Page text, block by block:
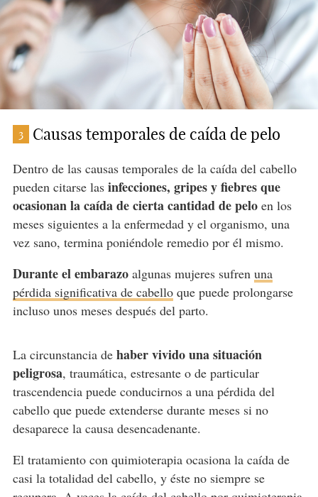
3 Causas temporales de caída de pelo
Dentro de las causas temporales de la caída del cabello
pueden citarse lasinfecciones, gripes y fiebres que
ocasionan la caída de cierta cantidad de peloen los
meses siguientes a la enfermedad y el organismo, una
vez sano, termina poniéndole remedio por él mismo.
Durante el embarazoalgunas mujeres sufren una
pérdida significativa de cabelloque puede prolongarse
incluso unos meses después del parto.
La circunstancia dehaber vivido una situación
peligrosa, traumática, estresante o de particular
trascendencia puede conducirnos a una pérdida del
cabello que puede extenderse durante meses si no
desaparece la causa desencadenante.
El tratamiento con quimioterapia ocasiona la caída de
casi la totalidad del cabello, y éste no siempre se